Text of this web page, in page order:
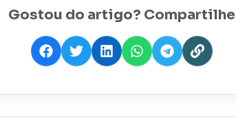
Gostou do artigo? Compartilhe